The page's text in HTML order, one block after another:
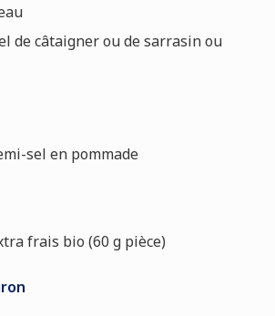
de câtaigner ou de sarrasin ou
sel en pommade
frais bio (60 g pièce)